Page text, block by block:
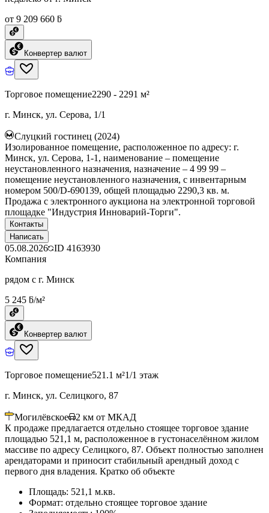
от 9 209 660 ƃ
Конвертер валют
Торговое помещение2290 - 2291 м²
г. Минск, ул. Серова, 1/1
Слуцкий гостинец (2024)
Изолированное помещение, расположенное по адресу: г.
Минск, ул. Серова, 1-1, наименование – помещение
неустановленного назначения, назначение – 4 99 99 –
помещение неустановленного назначения, с инвентарным
номером 500/D-690139, общей площадью 2290,3 кв. м.
Продажа с электронного аукциона на электронной торговой
площадке "Индустрия Инноварий-Торги".
Контакты
Написать
05.08.2026 ID 4163930
Компания
рядом с г. Минск
5 245 ƃ/м²
Конвертер валют
Торговое помещение521.1 м²1/1 этаж
г. Минск, ул. Селицкого, 87
Могилёвское 2 км от МКАД
К продаже предлагается отдельно стоящее торговое здание
площадью 521,1 м, расположенное в густонаселённом жилом
массиве по адресу Селицкого, 87. Объект полностью заполнен
арендаторами и приносит стабильный арендный доход с
первого дня владения. Кратко об объекте
Площадь: 521,1 м.кв.
Формат: отдельно стоящее торговое здание